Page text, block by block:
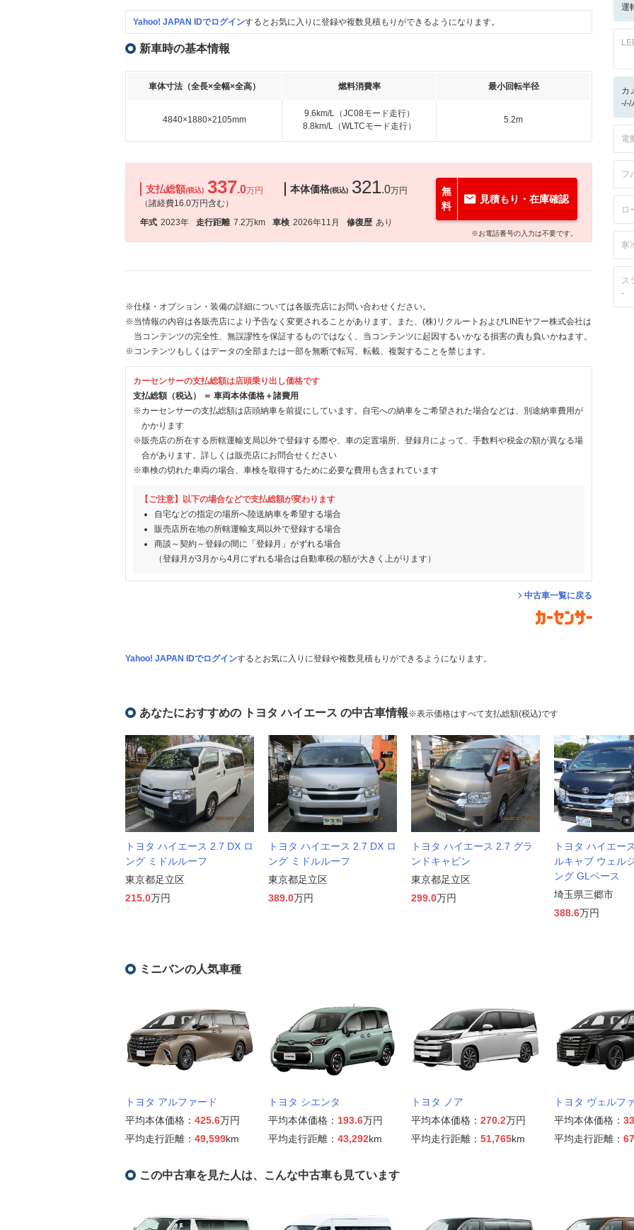
Yahoo! JAPAN IDでログインするとお気に入りに登録や複数見積もりができるようになります。
新車時の基本情報
車体寸法（全長×全幅×全高） 燃料消費率 最小回転半径
4840×1880×2105mm
9.6km/L（JC08モード走行）
8.8km/L（WLTCモード走行）
5.2m
支払総額(税込) 337.0万円
（諸経費16.0万円含む）
本体価格(税込) 321.0万円
年式 2023年 走行距離 7.2万km 車検 2026年11月 修復歴 あり
無
料
見積もり・在庫確認
※お電話番号の入力は不要です。
※仕様・オプション・装備の詳細については各販売店にお問い合わせください。
※当情報の内容は各販売店により予告なく変更されることがあります。また、(株)リクルートおよびLINEヤフー株式会社は
当コンテンツの完全性、無誤謬性を保証するものではなく、当コンテンツに起因するいかなる損害の責も負いかねます。
※コンテンツもしくはデータの全部または一部を無断で転写、転載、複製することを禁じます。
カーセンサーの支払総額は店頭乗り出し価格です
支払総額（税込） ＝ 車両本体価格＋諸費用
※カーセンサーの支払総額は店頭納車を前提にしています。自宅への納車をご希望された場合などは、別途納車費用が
かかります
※販売店の所在する所轄運輸支局以外で登録する際や、車の定置場所、登録月によって、手数料や税金の額が異なる場
合があります。詳しくは販売店にお問合せください
※車検の切れた車両の場合、車検を取得するために必要な費用も含まれています
【ご注意】以下の場合などで支払総額が変わります
自宅などの指定の場所へ陸送納車を希望する場合
販売店所在地の所轄運輸支局以外で登録する場合
商談～契約～登録の間に「登録月」がずれる場合
（登録月が3月から4月にずれる場合は自動車税の額が大きく上がります）
中古車一覧に戻る
Yahoo! JAPAN IDでログインするとお気に入りに登録や複数見積もりができるようになります。
運
カ
-/-/
電
フ
ロ
寒
ス
-
あなたにおすすめの トヨタ ハイエース の中古車情報※表示価格はすべて支払総額(税込)です
トヨタ ハイエース 2.7 DX ロ
ング ミドルルーフ
東京都足立区
215.0万円
トヨタ ハイエース 2.7 DX ロ
ング ミドルルーフ
東京都足立区
389.0万円
トヨタ ハイエース 2.7 グラ
ンドキャビン
東京都足立区
299.0万円
トヨタ ハイエー
ルキャブ ウェル
ング GLベース
埼玉県三郷市
388.6万円
ミニバンの人気車種
トヨタ アルファード
平均本体価格： 425.6万円
平均走行距離： 49,599km
トヨタ シエンタ
平均本体価格： 193.6万円
平均走行距離： 43,292km
トヨタ ノア
平均本体価格： 270.2万円
平均走行距離： 51,765km
トヨタ ヴェルフ
平均本体価格：
平均走行距離：
この中古車を見た人は、こんな中古車も見ています